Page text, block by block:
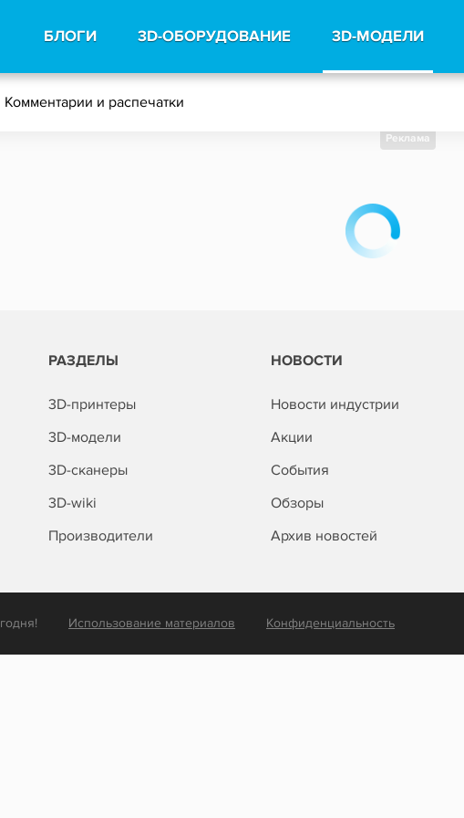
БЛОГИ 3D-ОБОРУДОВАНИЕ 3D-МОДЕЛИ
Комментарии и распечатки
Реклама
РАЗДЕЛЫ
3D-принтеры
3D-модели
3D-сканеры
3D-wiki
Производители
НОВОСТИ
Новости индустрии
Акции
События
Обзоры
Архив новостей
Использование материалов Конфиденциальность